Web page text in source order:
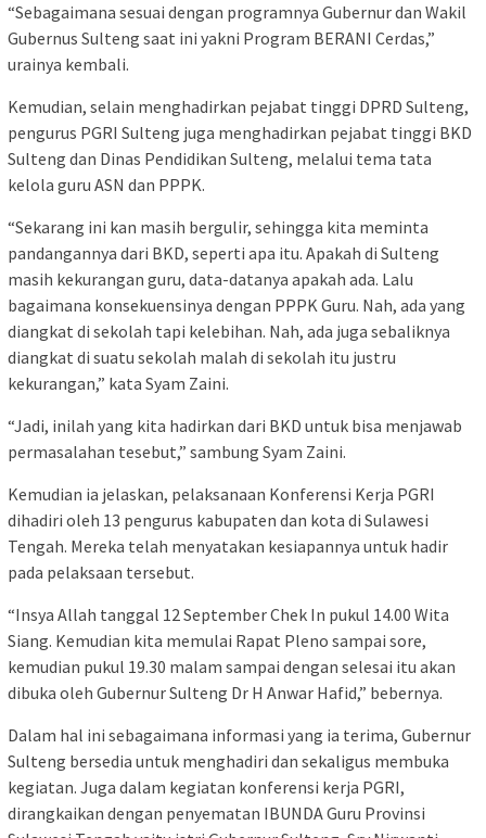
“Sebagaimana sesuai dengan programnya Gubernur dan Wakil
Gubernus Sulteng saat ini yakni Program BERANI Cerdas,”
urainya kembali.
Kemudian, selain menghadirkan pejabat tinggi DPRD Sulteng,
pengurus PGRI Sulteng juga menghadirkan pejabat tinggi BKD
Sulteng dan Dinas Pendidikan Sulteng, melalui tema tata
kelola guru ASN dan PPPK.
“Sekarang ini kan masih bergulir, sehingga kita meminta
pandangannya dari BKD, seperti apa itu. Apakah di Sulteng
masih kekurangan guru, data-datanya apakah ada. Lalu
bagaimana konsekuensinya dengan PPPK Guru. Nah, ada yang
diangkat di sekolah tapi kelebihan. Nah, ada juga sebaliknya
diangkat di suatu sekolah malah di sekolah itu justru
kekurangan,” kata Syam Zaini.
“Jadi, inilah yang kita hadirkan dari BKD untuk bisa menjawab
permasalahan tesebut,” sambung Syam Zaini.
Kemudian ia jelaskan, pelaksanaan Konferensi Kerja PGRI
dihadiri oleh 13 pengurus kabupaten dan kota di Sulawesi
Tengah. Mereka telah menyatakan kesiapannya untuk hadir
pada pelaksaan tersebut.
“Insya Allah tanggal 12 September Chek In pukul 14.00 Wita
Siang. Kemudian kita memulai Rapat Pleno sampai sore,
kemudian pukul 19.30 malam sampai dengan selesai itu akan
dibuka oleh Gubernur Sulteng Dr H Anwar Hafid,” bebernya.
Dalam hal ini sebagaimana informasi yang ia terima, Gubernur
Sulteng bersedia untuk menghadiri dan sekaligus membuka
kegiatan. Juga dalam kegiatan konferensi kerja PGRI,
dirangkaikan dengan penyematan IBUNDA Guru Provinsi